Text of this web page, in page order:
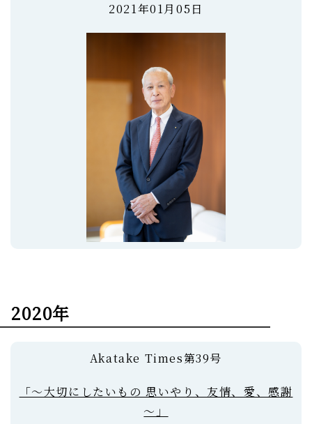
2021年01月05日
2020年
Akatake Times第39号
「～大切にしたいもの 思いやり、友情、愛、感謝
～」